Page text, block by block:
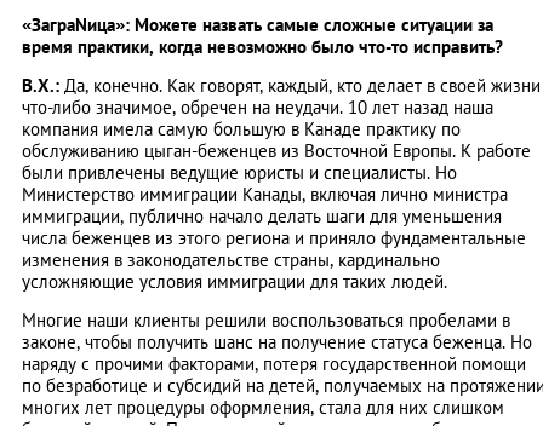
«ЗаграNица»: Можете назвать самые сложные ситуации за
время практики, когда невозможно было что-то исправить?
В.Х.: Да, конечно. Как говорят, каждый, кто делает в своей жизни
что-либо значимое, обречен на неудачи. 10 лет назад наша
компания имела самую большую в Канаде практику по
обслуживанию цыган-беженцев из Восточной Европы. К работе
были привлечены ведущие юристы и специалисты. Но
Министерство иммиграции Канады, включая лично министра
иммиграции, публично начало делать шаги для уменьшения
числа беженцев из этого региона и приняло фундаментальные
изменения в законодательстве страны, кардинально
усложняющие условия иммиграции для таких людей.
Многие наши клиенты решили воспользоваться пробелами в
законе, чтобы получить шанс на получение статуса беженца. Но
наряду с прочими факторами, потеря государственной помощи
по безработице и субсидий на детей, получаемых на
многих лет процедуры оформления, стала для них слишком